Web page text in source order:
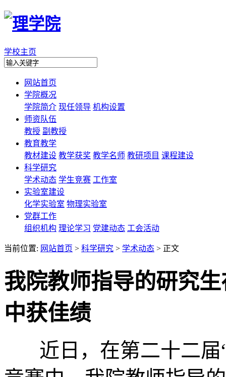
学校主页
网站首页
学院概况
学院简介 现任领导 机构设置
师资队伍
教授 副教授
教育教学
教材建设 教学获奖 教学名师 教研项目 课程建设
科学研究
学术动态 学生竞赛 工作室
实验室建设
化学实验室 物理实验室
党群工作
组织机构 理论学习 党建动态 工会活动
当前位置: 网站首页 > 科学研究 > 学术动态 > 正文
我院教师指导的研究
中获佳绩
近日，在第二十二届“